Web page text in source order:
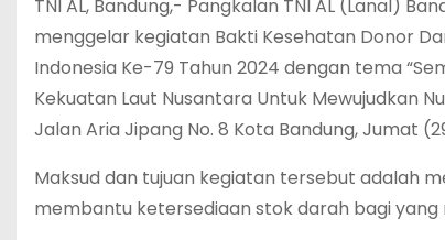
TNI AL, Bandung,- Pangkalan TNI AL (Lanal)
menggelar kegiatan Bakti Kesehatan Donor
Indonesia Ke-79 Tahun 2024 dengan tema
Kekuatan Laut Nusantara Untuk Mewujudkan
Jalan Aria Jipang No. 8 Kota Bandung, Jumat
Maksud dan tujuan kegiatan tersebut adalah
membantu ketersediaan stok darah bagi yang